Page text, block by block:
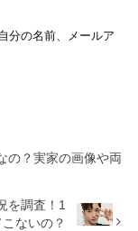
分の名前、メールア
の？実家の画像や両
を調査！1
ないの？